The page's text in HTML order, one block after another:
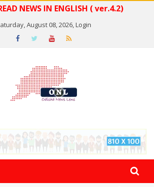
READ NEWS IN ENGLISH ( ver.4.2)
August 08, 2026,Login